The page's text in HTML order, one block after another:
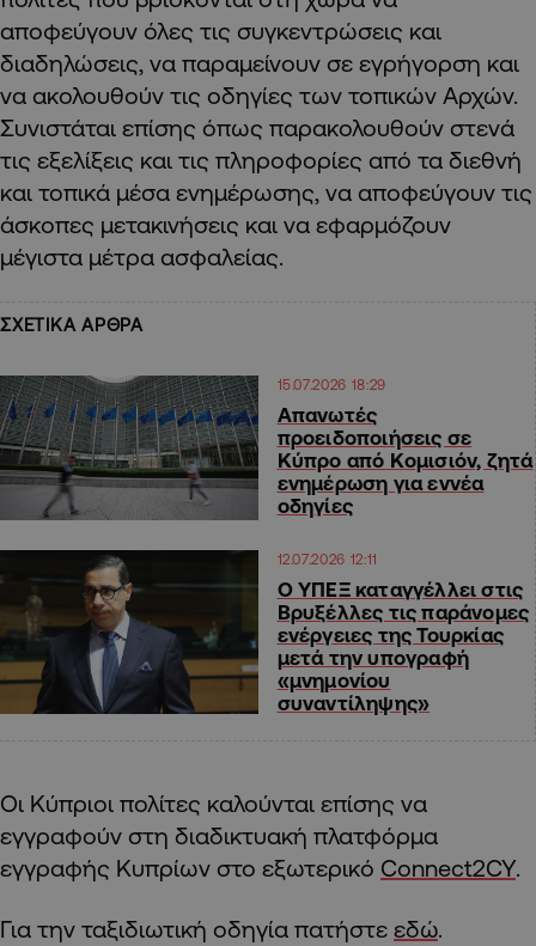
αποφεύγουν όλες τις συγκεντρώσεις και
διαδηλώσεις, να παραμείνουν σε εγρήγορση και
να ακολουθούν τις οδηγίες των τοπικών Αρχών.
Συνιστάται επίσης όπως παρακολουθούν στενά
τις εξελίξεις και τις πληροφορίες από τα διεθνή
και τοπικά μέσα ενημέρωσης, να αποφεύγουν τις
άσκοπες μετακινήσεις και να εφαρμόζουν
μέγιστα μέτρα ασφαλείας.
ΣΧΕΤΙΚΑ ΑΡΘΡΑ
15.07.2026 18:29
Απανωτές
προειδοποιήσεις σε
Κύπρο από Κομισιόν, ζητά
ενημέρωση για εννέα
οδηγίες
12.07.2026 12:11
Ο ΥΠΕΞ καταγγέλλει στις
Βρυξέλλες τις παράνομες
ενέργειες της Τουρκίας
μετά την υπογραφή
«μνημονίου
συναντίληψης»
Οι Κύπριοι πολίτες καλούνται επίσης να
εγγραφούν στη διαδικτυακή πλατφόρμα
εγγραφής Κυπρίων στο εξωτερικό Connect2CY.
Για την ταξιδιωτική οδηγία πατήστε εδώ.